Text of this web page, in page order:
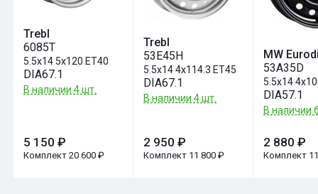
Trebl
6085T
5.5x14 5x120 ET40
DIA67.1
В наличии 4 шт.
5 150 ₽
Комплект 20 600 ₽
Trebl
53E45Н
5.5x14 4x114.3 ET45
DIA67.1
В наличии 4 шт.
2 950 ₽
Комплект 11 800 ₽
MW
53A35D
5.5x14
DIA57.1
В наличии
2 880 ₽
Комплект